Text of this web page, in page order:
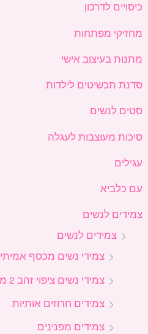
כיסויים לדרכון
מחזיקי מפתחות
מתנות בעיצוב אישי
סדנת תכשיטים לילדות
סטים לנשים
סיכות מעוצבות לעגלה
עגילים
עם כלביא
צמידים לנשים
צמידים לנשים
צמידי נשים מכסף אמיתי
צמידי נשים ציפוי זהב 2 מיקרון
צמידים חרוזים אותיות
צמידים מפנינים